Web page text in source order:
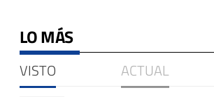
LO MÁS
VISTO ACTUAL